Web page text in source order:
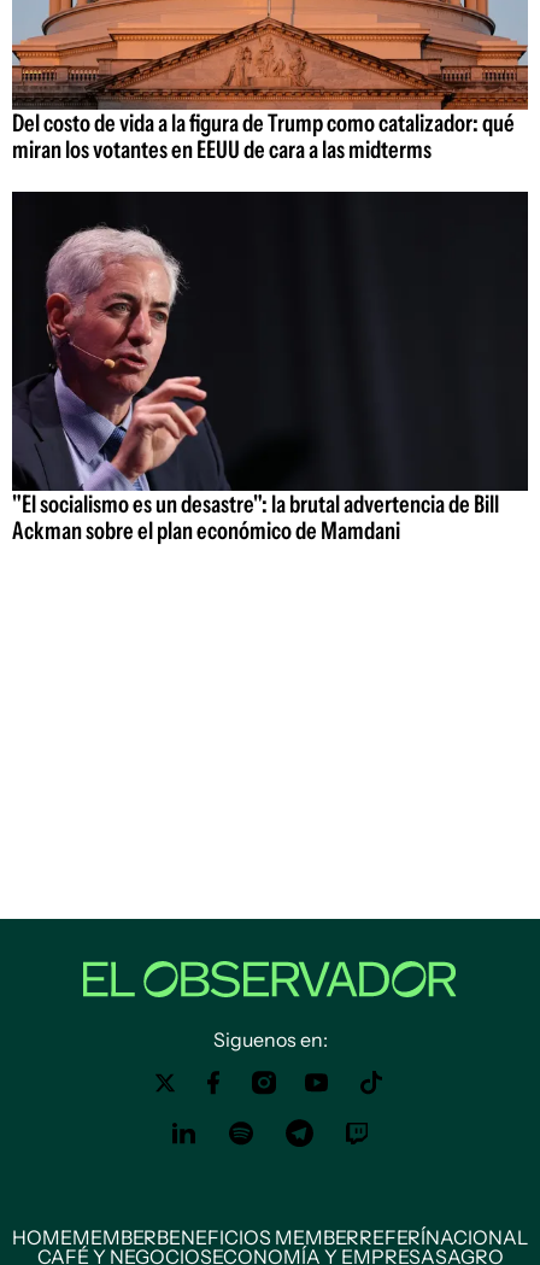
Del costo de vida a la figura de Trump como catalizador: qué
miran los votantes en EEUU de cara a las midterms
"El socialismo es un desastre": la brutal advertencia de Bill
Ackman sobre el plan económico de Mamdani
Siguenos en:
HOMEMEMBERBENEFICIOS MEMBERREFERÍNACIONAL
CAFÉ Y NEGOCIOSECONOMÍA Y EMPRESASAGRO